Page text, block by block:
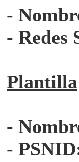
-
- Redes
Plantilla
-
-